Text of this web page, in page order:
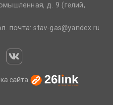
д. 9 (гелий,
почта: stav-gas@yandex.ru​
сайта